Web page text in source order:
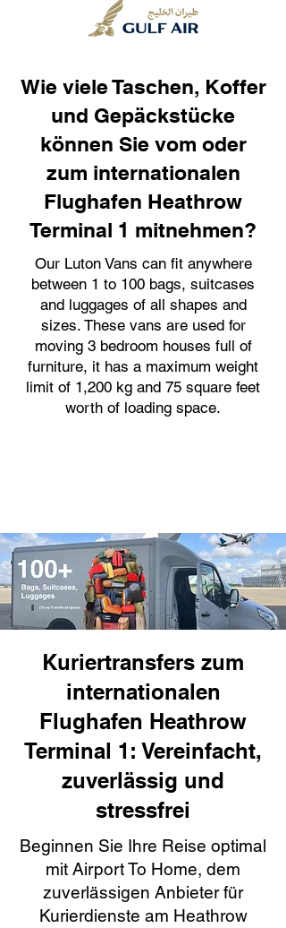
Wie viele Taschen, Koffer
und Gepäckstücke
können Sie vom oder
zum internationalen
Flughafen Heathrow
Terminal 1 mitnehmen?
Our Luton Vans can fit anywhere
between 1 to 100 bags, suitcases
and luggages of all shapes and
sizes. These vans are used for
moving 3 bedroom houses full of
furniture, it has a maximum weight
limit of 1,200 kg and 75 square feet
worth of loading space.
Kuriertransfers zum
internationalen
Flughafen Heathrow
Terminal 1: Vereinfacht,
zuverlässig und
stressfrei
Beginnen Sie Ihre Reise optimal
mit Airport To Home, dem
zuverlässigen Anbieter für
Kurierdienste am Heathrow